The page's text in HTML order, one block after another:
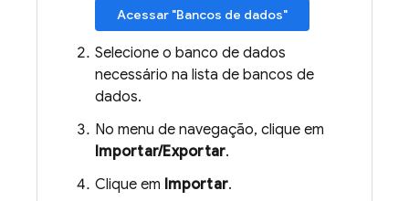
Acessar "Bancos de dados"
Selecione o banco de dados
necessário na lista de bancos de
dados.
No menu de navegação, clique em
Importar/Exportar.
Clique em Importar.